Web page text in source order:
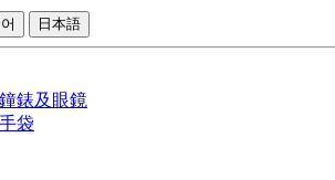
日本語
錶及眼鏡
袋